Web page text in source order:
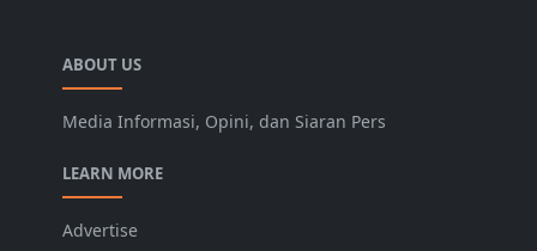
ABOUT US
Media Informasi, Opini, dan Siaran Pers
LEARN MORE
Advertise